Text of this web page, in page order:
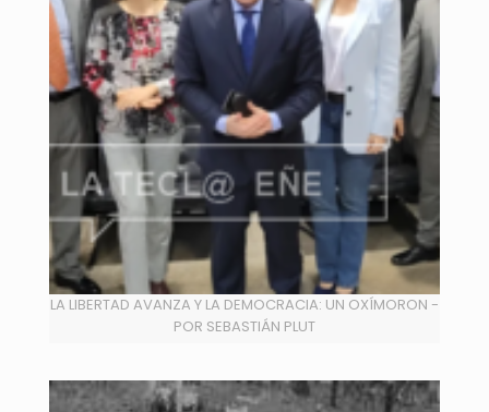
LA LIBERTAD AVANZA Y LA DEMOCRACIA: UN OXÍMORON -
POR SEBASTIÁN PLUT